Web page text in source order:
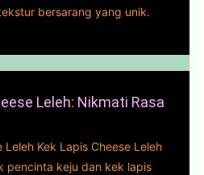
bersarang yang unik.
Leleh: Nikmati Rasa
Leleh Kek Lapis Cheese Leleh
pencinta keju dan kek lapis